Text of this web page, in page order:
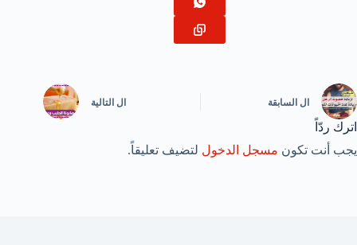
ال السابقة ال التالية
اترك ردّاً
يجب أنت تكون مسجل الدخول لتضيف تعليقاً.